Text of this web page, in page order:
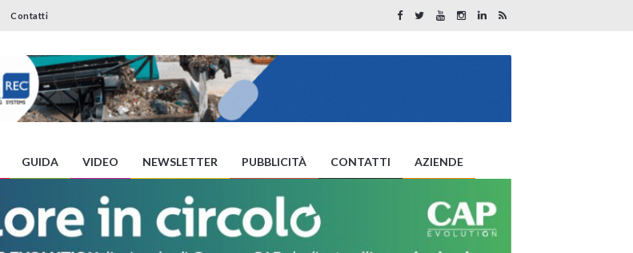
Contatti
GUIDA VIDEO NEWSLETTER PUBBLICITÀ CONTATTI AZIENDE